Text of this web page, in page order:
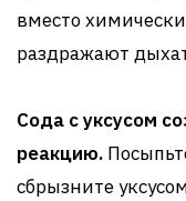
вместо
раздражают
Сода с уксусом
реакцию.
сбрызните